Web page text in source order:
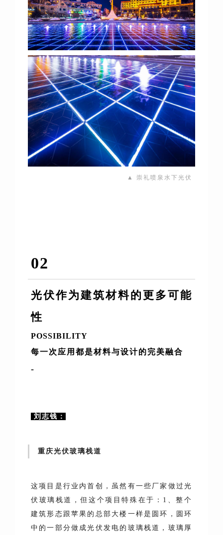
▲ 崇礼喷泉水下光伏
02
光伏作为建筑材料的更多可能
性
POSSIBILITY
每一次应用都是材料与设计的完美融合
-
刘志钱：
重庆光伏玻璃栈道
这项目是行业内首创，虽然有一些厂家做过光
伏玻璃栈道，但这个项目特殊在于：1、整个
建筑形态跟苹果的总部大楼一样是圆环，圆环
中的一部分做成光伏发电的玻璃栈道，玻璃厚